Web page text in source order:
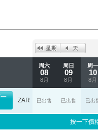
周六
08
8月
周日
09
8月
周一
10
8月
ZAR 已出售 已出售 已出
按一下價